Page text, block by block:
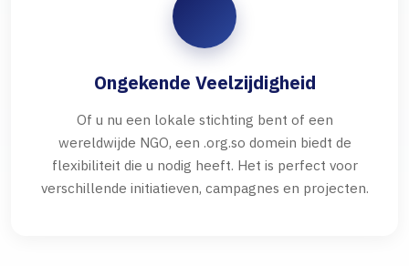
Ongekende Veelzijdigheid
Of u nu een lokale stichting bent of een
wereldwijde NGO, een .org.so domein biedt de
flexibiliteit die u nodig heeft. Het is perfect voor
verschillende initiatieven, campagnes en projecten.